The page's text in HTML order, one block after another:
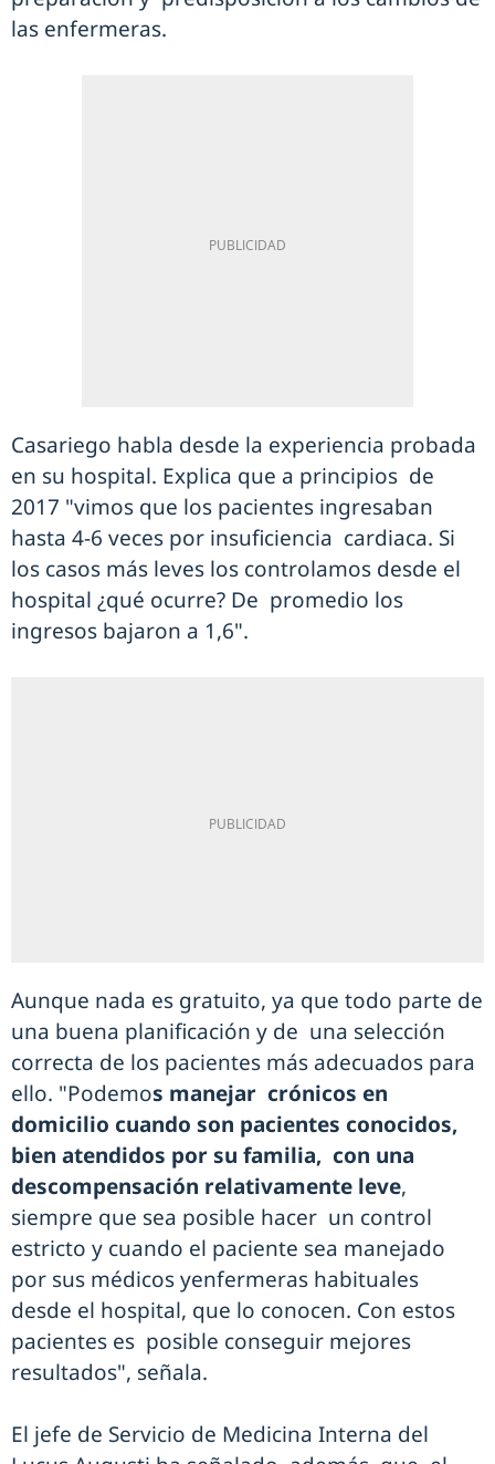
las enfermeras.
Casariego habla desde la experiencia probada
en su hospital. Explica que a principios de
2017 "vimos que los pacientes ingresaban
hasta 4-6 veces por insuficiencia cardiaca. Si
los casos más leves los controlamos desde el
hospital ¿qué ocurre? De promedio los
ingresos bajaron a 1,6".
Aunque nada es gratuito, ya que todo parte de
una buena planificación y de una selección
correcta de los pacientes más adecuados para
ello. "Podemos manejar crónicos en
domicilio cuando son pacientes conocidos,
bien atendidos por su familia, con una
descompensación relativamente leve,
siempre que sea posible hacer un control
estricto y cuando el paciente sea manejado
por sus médicos yenfermeras habituales
desde el hospital, que lo conocen. Con estos
pacientes es posible conseguir mejores
resultados", señala.
El jefe de Servicio de Medicina Interna del